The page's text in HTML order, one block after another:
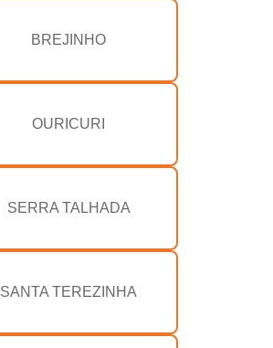
BREJINHO
OURICURI
SERRA TALHADA
SANTA TEREZINHA